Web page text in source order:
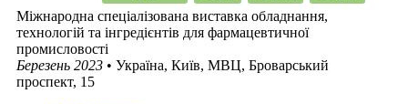
Міжнародна спеціалізована виставка обладнання,
технологій та інгредієнтів для фармацевтичної
промисловості
Березень 2023 • Україна, Київ, МВЦ, Броварський
проспект, 15
Donate
Support Ukraine